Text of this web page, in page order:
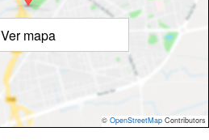
Ver mapa
© OpenStreetMap Contributors